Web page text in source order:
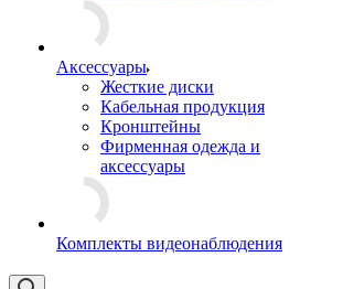
Аксессуары
Жесткие диски
Кабельная продукция
Кронштейны
Фирменная одежда и
аксессуары
Комплекты видеонаблюдения